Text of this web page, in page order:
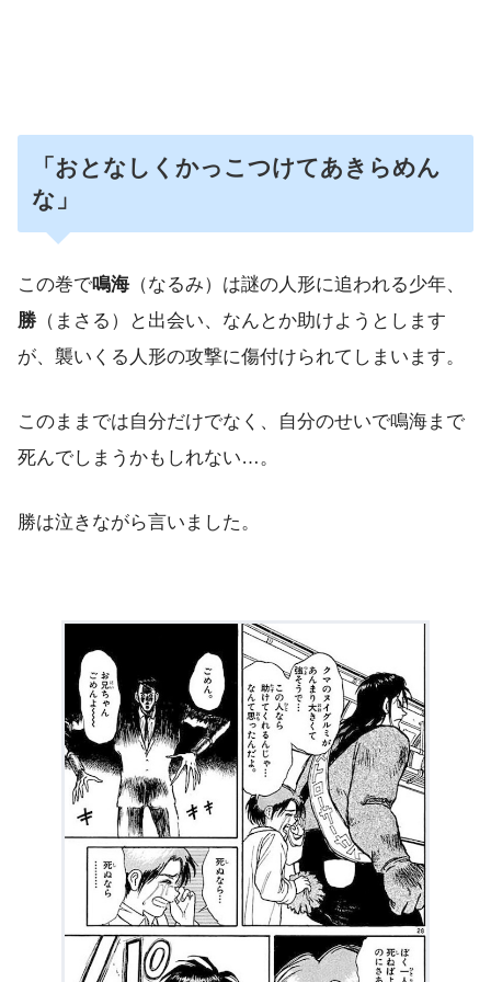
「おとなしくかっこつけてあきらめん
な」
この巻で鳴海（なるみ）は謎の人形に追われる少年、
勝（まさる）と出会い、なんとか助けようとします
が、襲いくる人形の攻撃に傷付けられてしまいます。
このままでは自分だけでなく、自分のせいで鳴海まで
死んでしまうかもしれない…。
勝は泣きながら言いました。